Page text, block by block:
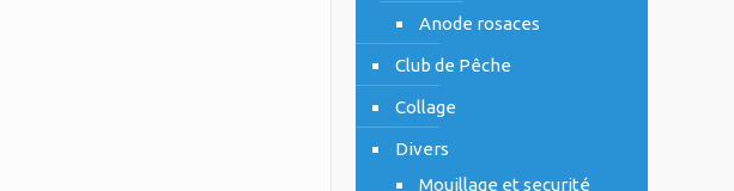
Anode rosaces
Club de Pêche
Collage
Divers
Mouillage et securité